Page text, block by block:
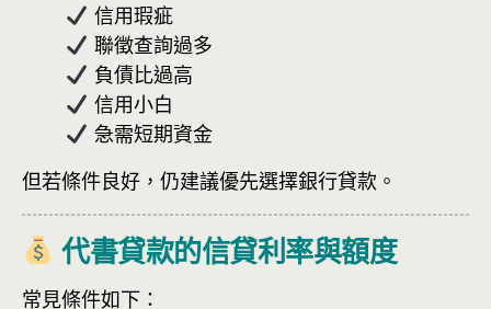
信用瑕疵
聯徵查詢過多
負債比過高
信用小白
急需短期資金
但若條件良好，仍建議優先選擇銀行貸款。
代書貸款的信貸利率與額度
常見條件如下：